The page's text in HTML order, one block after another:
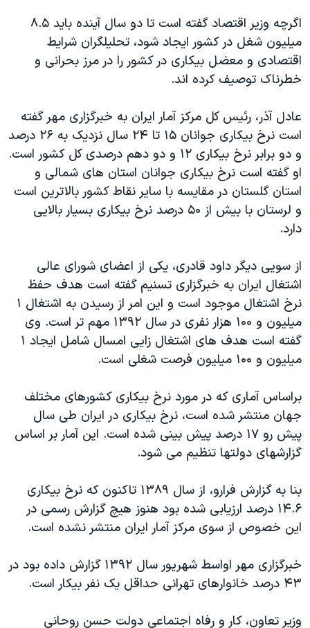
اگرچه وزیر اقتصاد گفته است تا دو سال آینده باید ۸.۵
میلیون شغل در کشور ایجاد شود، تحلیلگران شرایط
اقتصادی و معضل بیکاری در کشور را در مرز بحرانی و
خطرناک توصیف کرده اند.
عادل آذر، رئیس کل مرکز آمار ایران به خبرگزاری مهر گفته
است نرخ بیکاری جوانان ۱۵ تا ۲۴ سال نزدیک به ۲۶ درصد
و دو برابر نرخ بیکاری ۱۲ و دو دهم درصدی کل کشور است.
او گفته است نرخ بیکاری جوانان استان های شمالی و
استان گلستان در مقایسه با سایر نقاط کشور بالاترین است
و لرستان با بیش از ۵۰ درصد نرخ بیکاری بسیار بالایی
دارد.
از سویی دیگر داود قادری، یکی از اعضای شورای عالی
اشتغال ایران به خبرگزاری تسنیم گفته است هدف حفظ
نرخ اشتغال موجود است و این امر از رسیدن به اشتغال ۱
میلیون و ۱۰۰ هزار نفری در سال ۱۳۹۲ مهم تر است. وی
گفته است هدف های اشتغال زایی امسال شامل ایجاد ۱
میلیون و ۱۰۰ میلیون فرصت شغلی است.
براساس آماری که در مورد نرخ بیکاری کشورهای مختلف
جهان منتشر شده است، نرخ بیکاری در ایران طی سال
پیش رو ۱۷ درصد پیش بینی شده است. این آمار بر اساس
گزارشهای دولتها تنظیم می شود.
بنا به گزارش فرارو، از سال ۱۳۸۹ تاکنون که نرخ بیکاری
۱۴.۶ درصد ارزیابی شده بود هنوز هیچ گزارش رسمی در
این خصوص از سوی مرکز آمار ایران منتشر نشده است.
خبرگزاری مهر اواسط شهریور سال ۱۳۹۲ گزارش داده بود در
۴۳ درصد خانوارهای تهرانی حداقل یک نفر بیکار است.
وزیر تعاون، کار و رفاه اجتماعی دولت حسن روحانی